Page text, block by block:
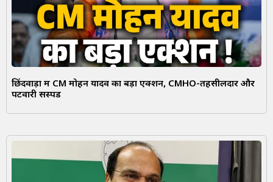
छिंदवाड़ा में CM मोहन यादव का बड़ा एक्शन, CMHO-तहसीलदार और
पटवारी सस्पेंड